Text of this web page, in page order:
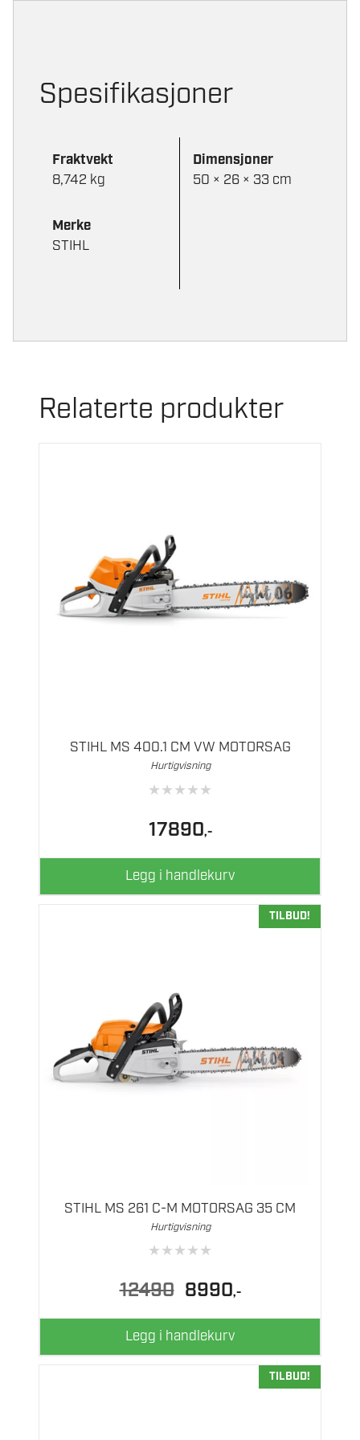
Spesifikasjoner
Fraktvekt
8,742 kg
Dimensjoner
50 × 26 × 33 cm
Merke
STIHL
Relaterte produkter
STIHL MS 400.1 CM VW MOTORSAG
Hurtigvisning
★★★★★
17890,-
Legg i handlekurv
TILBUD!
STIHL MS 261 C-M MOTORSAG 35 CM
Hurtigvisning
★★★★★
12490
Opprinnelig
pris
var:
12490.
8990Nåværende
pris
er:
8990.
,-
Legg i handlekurv
TILBUD!